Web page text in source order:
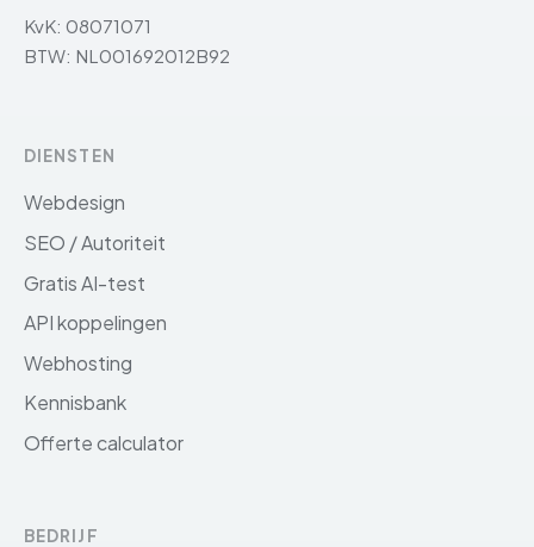
KvK: 08071071
BTW: NL001692012B92
DIENSTEN
Webdesign
SEO / Autoriteit
Gratis AI-test
API koppelingen
Webhosting
Kennisbank
Offerte calculator
BEDRIJF